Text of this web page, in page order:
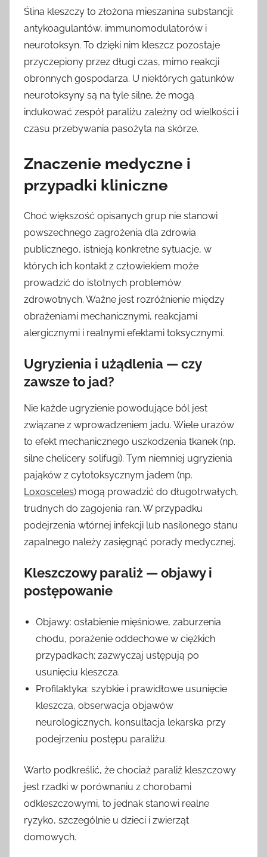
Ślina kleszczy to złożona mieszanina substancji:
antykoagulantów, immunomodulatorów i
neurotoksyn. To dzięki nim kleszcz pozostaje
przyczepiony przez długi czas, mimo reakcji
obronnych gospodarza. U niektórych gatunków
neurotoksyny są na tyle silne, że mogą
indukować zespół paraliżu zależny od wielkości i
czasu przebywania pasożyta na skórze.
Znaczenie medyczne i
przypadki kliniczne
Choć większość opisanych grup nie stanowi
powszechnego zagrożenia dla zdrowia
publicznego, istnieją konkretne sytuacje, w
których ich kontakt z człowiekiem może
prowadzić do istotnych problemów
zdrowotnych. Ważne jest rozróżnienie między
obrażeniami mechanicznymi, reakcjami
alergicznymi i realnymi efektami toksycznymi.
Ugryzienia i użądlenia — czy
zawsze to jad?
Nie każde ugryzienie powodujące ból jest
związane z wprowadzeniem jadu. Wiele urazów
to efekt mechanicznego uszkodzenia tkanek (np.
silne chelicery solifugi). Tym niemniej ugryzienia
pająków z cytotoksycznym jadem (np.
Loxosceles) mogą prowadzić do długotrwałych,
trudnych do zagojenia ran. W przypadku
podejrzenia wtórnej infekcji lub nasilonego stanu
zapalnego należy zasięgnąć porady medycznej.
Kleszczowy paraliż — objawy i
postępowanie
Objawy: osłabienie mięśniowe, zaburzenia
chodu, porażenie oddechowe w ciężkich
przypadkach; zazwyczaj ustępują po
usunięciu kleszcza.
Profilaktyka: szybkie i prawidłowe usunięcie
kleszcza, obserwacja objawów
neurologicznych, konsultacja lekarska przy
podejrzeniu postępu paraliżu.
Warto podkreślić, że chociaż paraliż kleszczowy
jest rzadki w porównaniu z chorobami
odkleszczowymi, to jednak stanowi realne
ryzyko, szczególnie u dzieci i zwierząt
domowych.